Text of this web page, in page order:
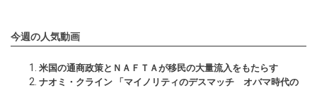
今週の人気動画
米国の通商政策とＮＡＦＴＡが移民の大量流入をもたらす
ナオミ・クライン 「マイノリティのデスマッチ オバマ時代の